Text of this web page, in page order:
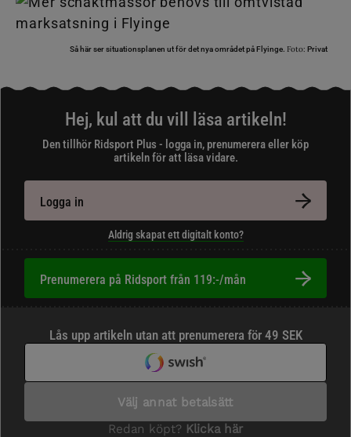
Så här ser situationsplanen ut för det nya området på Flyinge. Foto: Privat
Hej, kul att du vill läsa artikeln!
Den tillhör Ridsport Plus - logga in, prenumerera eller köp
artikeln för att läsa vidare.
Logga in
Aldrig skapat ett digitalt konto?
Prenumerera på Ridsport från 119:-/mån